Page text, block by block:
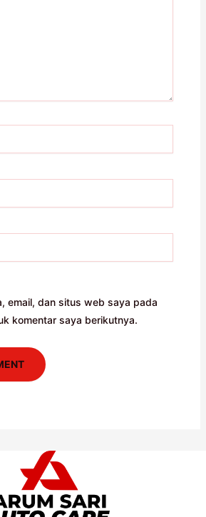
email, dan situs web saya pada
komentar saya berikutnya.